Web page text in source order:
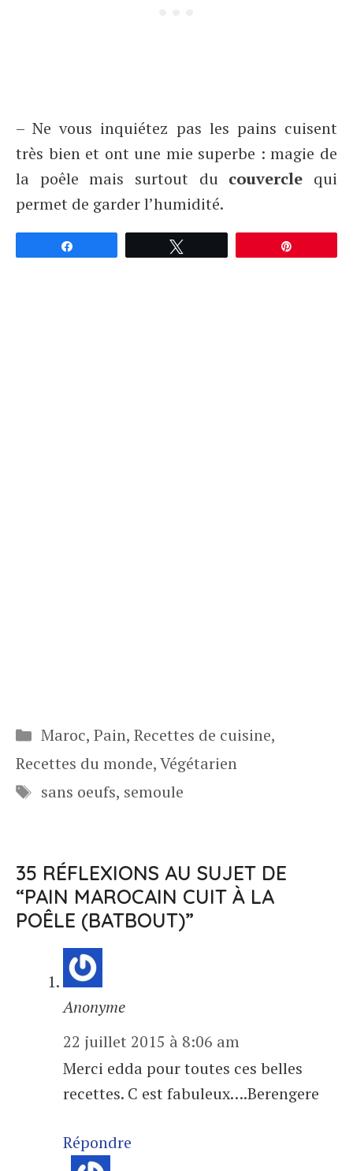
– Ne vous inquiétez pas les pains cuisent
très bien et ont une mie superbe : magie de
la poêle mais surtout du couvercle qui
permet de garder l’humidité.
Catégories
Maroc, Pain, Recettes de cuisine,
Recettes du monde,Végétarien
Étiquettes
sans oeufs, semoule
35 RÉFLEXIONS AU SUJET DE
“PAIN MAROCAIN CUIT À LA
POÊLE (BATBOUT)”
Anonyme
22 juillet 2015 à 8:06 am
Merci edda pour toutes ces belles
recettes. C est fabuleux….Berengere
Répondre